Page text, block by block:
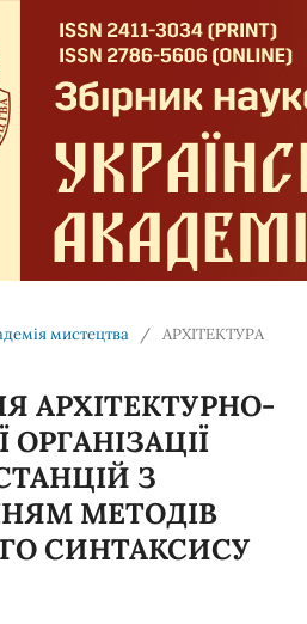
мистецтва
/ АРХІТЕКТУРА
АРХІТЕКТУРНО-
З
МЕТОДІВ
СИНТАКСИСУ